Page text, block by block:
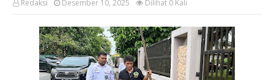
Redaksi Dilihat 0 Kali
Desember 10, 2025